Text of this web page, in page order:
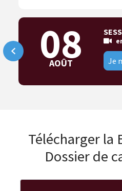
08
AOÛT Je
Télécharger la
Dossier de